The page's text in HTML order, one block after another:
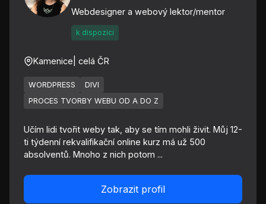
Webdesigner a webový lektor/mentor
k dispozici
Kamenice | celá ČR
WORDPRESS
DIVI
PROCES TVORBY WEBU OD A DO Z
Učím lidi tvořit weby tak, aby se tím mohli živit. Můj 12-
ti týdenní rekvalifikační online kurz má už 500
absolventů. Mnoho z nich potom ...
Zobrazit profil